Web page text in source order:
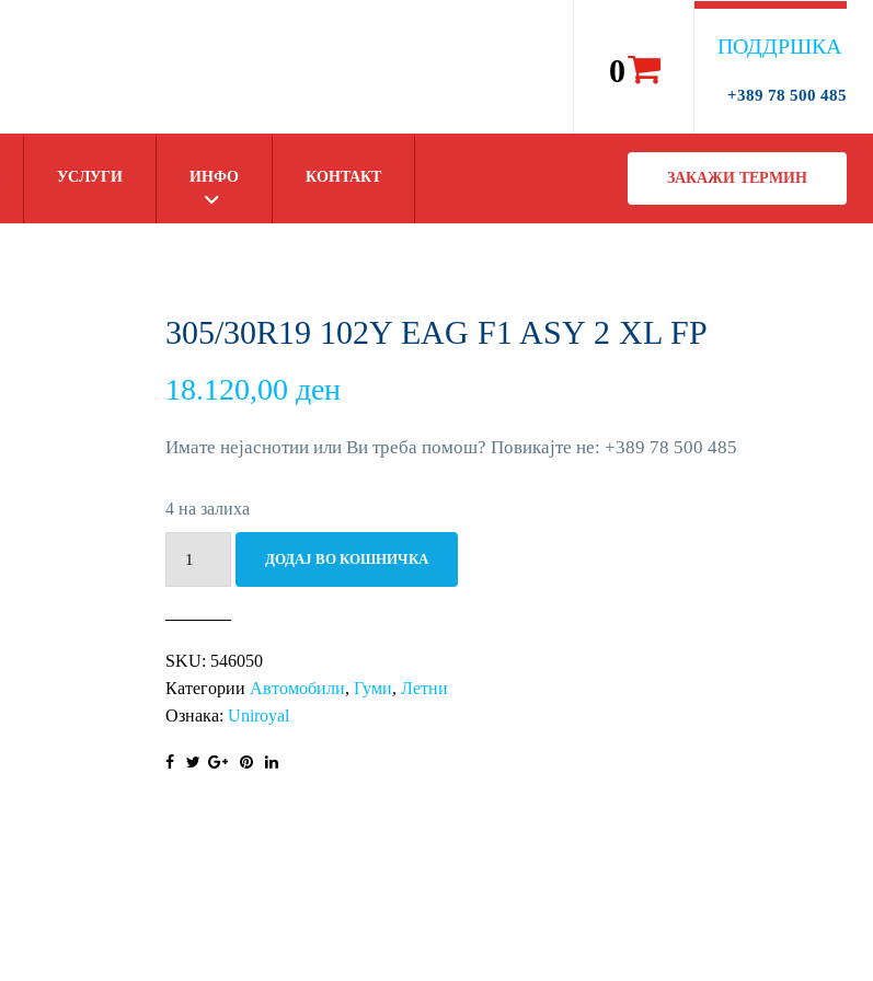
0
ПОДДРШКА
+389 78 500 485
ЗАКАЖИ ТЕРМИН
УСЛУГИ ИНФО КОНТАКТ
305/30R19 102Y EAG F1 ASY 2 XL FP
18.120,00 ден
Имате нејаснотии или Ви треба помош? Повикајте не: +389 78 500 485
4 на залиха
ASY
2
XL
FP
ДОДАЈ ВО КОШНИЧКА
SKU: 546050
Категории Автомобили, Гуми, Летни
Ознака: Uniroyal